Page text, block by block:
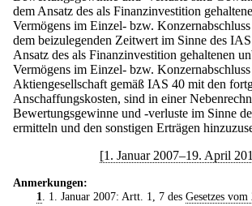
dem Ansatz des als Finanzinvestition
Vermögens im Einzel- bzw.
dem beizulegenden Zeitwert im Sinne des
Ansatz des als Finanzinvestition gehaltenen
Vermögens im Einzel- bzw.
Aktiengesellschaft gemäß IAS 40 mit den
Anschaffungskosten, sind in einer
Bewertungsgewinne und -verluste im Sinne
ermitteln und den sonstigen Erträgen
[1. Januar 2007–19. April
Anmerkungen:
1. 1. Januar 2007: Artt. 1, 7 des Gesetzes